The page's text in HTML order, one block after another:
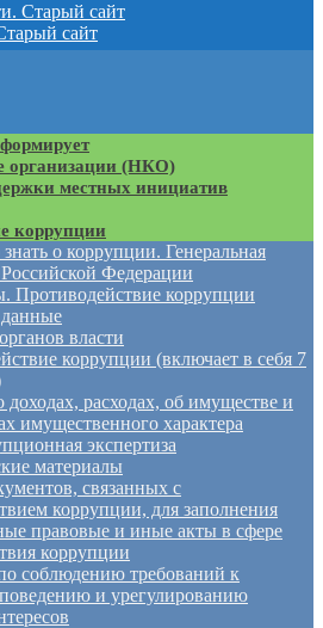
Старый сайт
сайт
организации (НКО)
местных инициатив
коррупции
о коррупции. Генеральная
Федерации
Противодействие коррупции
власти
коррупции (включает в себя 7
доходах, расходах, об имуществе и
имущественного характера
экспертиза
материалы
связанных с
коррупции, для заполнения
правовые и иные акты в сфере
коррупции
соблюдению требований к
и урегулированию